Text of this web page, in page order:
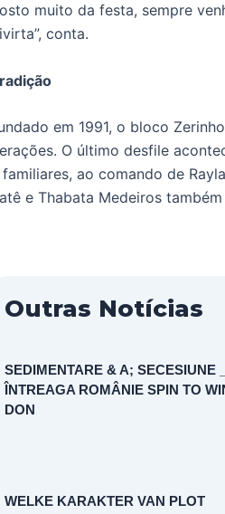
muito da festa, sempre
conta.
em 1991, o bloco
O último desfile
ao comando de
e Thabata Medeiros
Outras Notícias
SEDIMENTARE & A; SECESIUNE _
ÎNTREAGA ROMÂNIE SPIN TO
DON
WELKE KARAKTER VAN PLOT